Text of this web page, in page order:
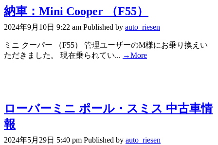
納車：Mini Cooper （F55）
2024年9月10日 9:22 am Published by auto_riesen
ミニ クーパー （F55） 管理ユーザーのM様にお乗り換えい
ただきました。 現在乗られてい... →More
ローバーミニ ポール・スミス 中古車情
報
2024年5月29日 5:40 pm Published by auto_riesen